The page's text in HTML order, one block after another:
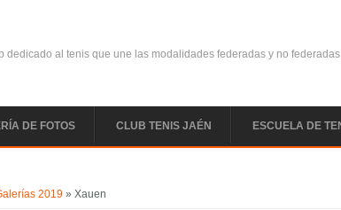
dedicado al tenis que une las modalidades federadas y no federadas
DE FOTOS CLUB TENIS JAÉN ESCUELA DE
2019 » Xauen